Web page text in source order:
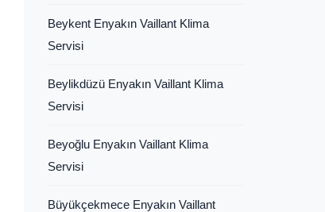
Beykent Enyakın Vaillant Klima
Servisi
Beylikdüzü Enyakın Vaillant Klima
Servisi
Beyoğlu Enyakın Vaillant Klima
Servisi
Büyükçekmece Enyakın Vaillant